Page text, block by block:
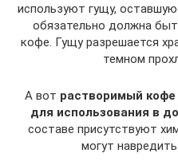
используют гущу,
обязательно должна
кофе. Гущу разрешается
темном
А вот растворимый кофе
для использования в
составе присутствуют
могут